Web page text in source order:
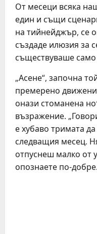
От месеци всяка
един и същи
на тийнейджър, се
създаде илюзия за
съществуваше само
„Асене“, започна
премерено
онази стоманена
възражение.
е хубаво тримата
следващия месец.
отпуснеш малко от
опознаете по-